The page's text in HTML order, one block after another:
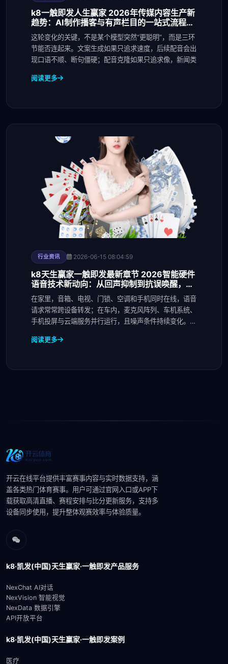
k8一触即发人生赢家 2026年传媒内容生产新
趋势：AI制作播客与有声栏目的一站式流程正
在重构编辑部
这轮变化的关键，不是某个模型突然“更聪明”，而是三环
节能否连起来。文案生成如果只追求速度，后续配音会出
现口语不顺、断句僵硬；配音克隆如果只追求像，新闻类
阅读更多
行业资讯 2026-06-15 08:04:59
k8天生赢家一触即发最新章节 2026智能硬件
语音技术新动向：从回声抑制到抗误唤醒，家
居与车载交互体验正在重构
在家里，音箱、电视、门锁、空调和手机同时在线，语音
请求常常跨设备转发；在车内，麦克风阵列、车机系统、
手机投屏与云端服务并行运行，且噪声条件持续变化。过
阅读更多
开云在线平台提供丰富赛事内容与实时数据支持，涵
盖各类热门体育赛事。用户可通过官网入口或APP下
载获取高清直播、赛程安排与比分更新服务，支持多
设备同步使用，提升整体观赛效率与体验质量。
k8·凯发(中国)天生赢家·一触即发产品服务
NexChat AI对话
NexVision 智能视觉
NexData 数据引擎
API开放平台
k8·凯发(中国)天生赢家·一触即发案例
医疗